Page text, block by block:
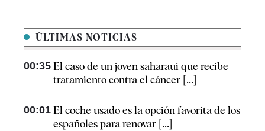
ÚLTIMAS NOTICIAS
00:35 El caso de un joven saharaui que recibe
tratamiento contra el cáncer [...]
00:01 El coche usado es la opción favorita de los
españoles para renovar [...]